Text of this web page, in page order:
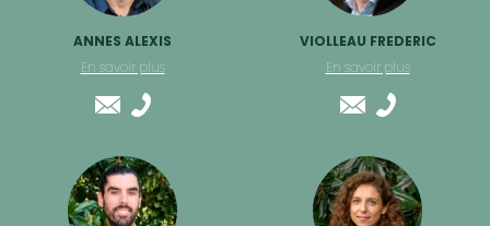
ANNES ALEXIS
En savoir plus
VIOLLEAU FREDERIC
En savoir plus